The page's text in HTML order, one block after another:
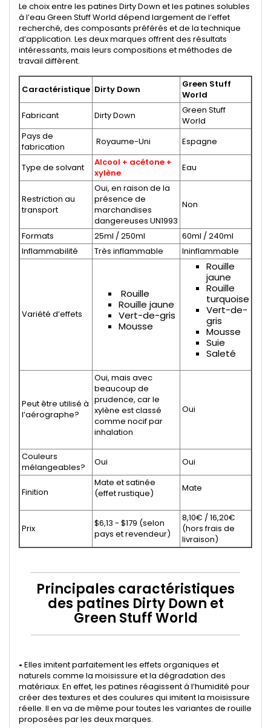
Le choix entre les patines Dirty Down et les patines solubles
à l’eau Green Stuff World dépend largement de l’effet
recherché, des composants préférés et de la technique
d’application. Les deux marques offrent des résultats
intéressants, mais leurs compositions et méthodes de
travail diffèrent.
Caractéristique Dirty Down
Green Stuff
World
Fabricant
Dirty Down
Green Stuff
World
Pays de
fabrication
Royaume-Uni Espagne
Type de solvant
Alcool + acétone +
xylène
Eau
Restriction au
transport
Oui, en raison de la
présence de
marchandises
dangereuses UN1993
Non
Formats 25ml / 250ml
60ml / 240ml
Inflammabilité
Très inflammable Ininflammable
Variété d’effets
Rouille
Rouille jaune
Vert-de-gris
Mousse
Rouille
jaune
Rouille
turquoise
Vert-de-
gris
Mousse
Suie
Saleté
Peut être utilisé à
l’aérographe?
Oui, mais avec
beaucoup de
prudence, car le
xylène est classé
comme nocif par
inhalation
Oui
Couleurs
mélangeables?
Oui Oui
Finition
Mate et satinée
(effet rustique)
Mate
Prix
$6,13 - $179 (selon
pays et revendeur)
8,10€ / 16,20€
(hors frais de
livraison)
Principales caractéristiques
des patines Dirty Down et
Green Stuff World
• Elles imitent parfaitement les effets organiques et
naturels comme la moisissure et la dégradation des
matériaux. En effet, les patines réagissent à l’humidité pour
créer des textures et des coulures qui imitent la moisissure
réelle. Il en va de même pour toutes les variantes de rouille
proposées par les deux marques.